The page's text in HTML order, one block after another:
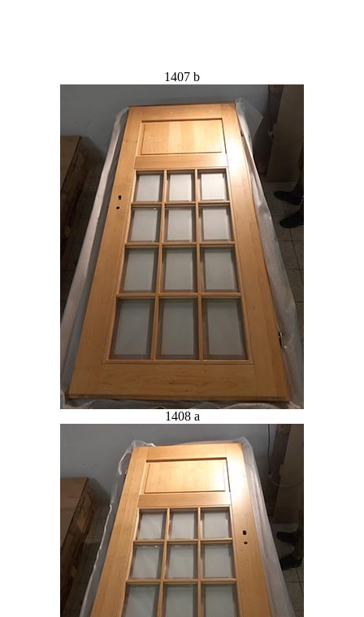
1407 b
1408 a